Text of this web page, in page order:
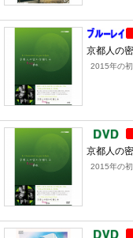
京都人の
2015年の
京都人の
2015年の